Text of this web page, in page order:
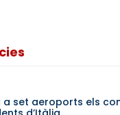
a set aeroports els